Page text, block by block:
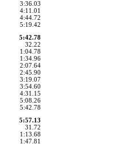
3:36.03
4:11.01
4:44.72
5:19.42
5:42.78
32.22
1:04.78
1:34.96
2:07.64
2:45.90
3:19.07
3:54.60
4:31.15
5:08.26
5:42.78
5:57.13
31.72
1:13.68
1:47.81